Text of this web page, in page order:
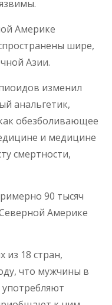
Америке
шире,
Азии.
изменил
анальгетик,
обезболивающее
и медицине
смертности,
90 тысяч
Америке
из 18 стран,
что мужчины в